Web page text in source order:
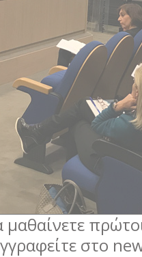
μαθαίνετε
στο